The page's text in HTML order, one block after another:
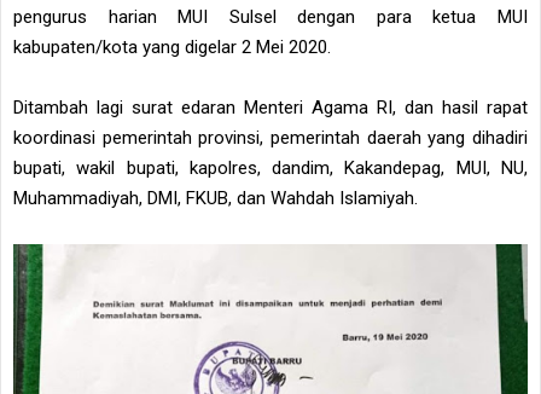
pengurus harian MUI Sulsel dengan para ketua MUI
kabupaten/kota yang digelar 2 Mei 2020.
Ditambah lagi surat edaran Menteri Agama RI, dan hasil rapat
koordinasi pemerintah provinsi, pemerintah daerah yang dihadiri
bupati, wakil bupati, kapolres, dandim, Kakandepag, MUI, NU,
Muhammadiyah, DMI, FKUB, dan Wahdah Islamiyah.